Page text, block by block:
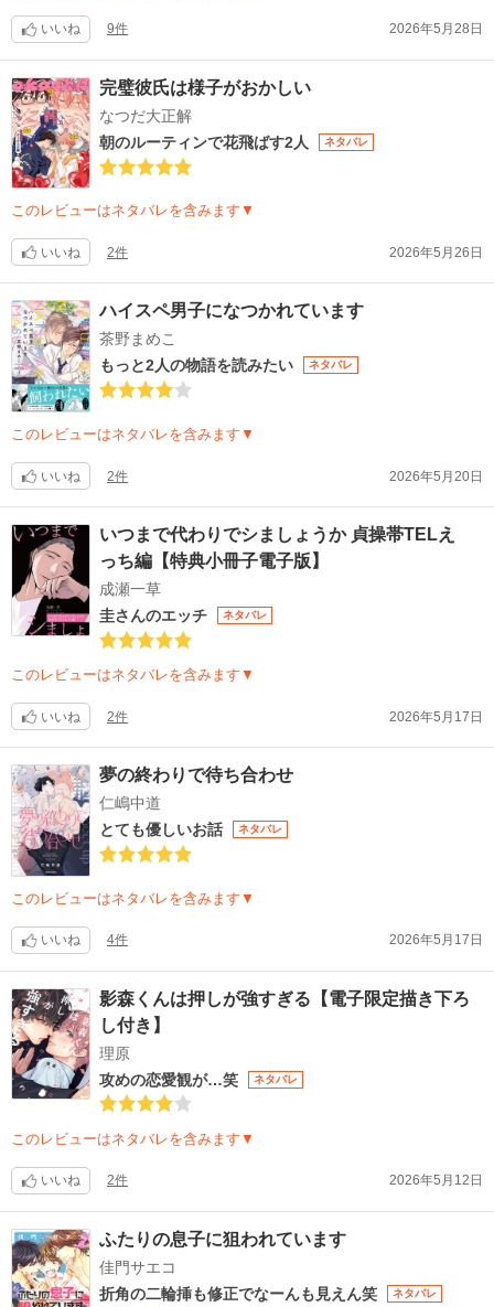
いいね 9件 2026年5月28日
完璧彼氏は様子がおかしい
なつだ大正解
朝のルーティンで花飛ばす2人
ネタバレ
このレビューはネタバレを含みます▼
いいね 2件 2026年5月26日
ハイスペ男子になつかれています
茶野まめこ
もっと2人の物語を読みたい
ネタバレ
このレビューはネタバレを含みます▼
いいね 2件 2026年5月20日
いつまで代わりでシましょうか 貞操帯TELえ
っち編【特典小冊子電子版】
成瀬一草
圭さんのエッチ
ネタバレ
このレビューはネタバレを含みます▼
いいね 2件 2026年5月17日
夢の終わりで待ち合わせ
仁嶋中道
とても優しいお話
ネタバレ
このレビューはネタバレを含みます▼
いいね 4件 2026年5月17日
影森くんは押しが強すぎる【電子限定描き下ろ
し付き】
理原
攻めの恋愛観が…笑
ネタバレ
このレビューはネタバレを含みます▼
いいね 2件 2026年5月12日
ふたりの息子に狙われています
佳門サエコ
折角の二輪挿も修正でなーんも見えん笑
ネタバレ